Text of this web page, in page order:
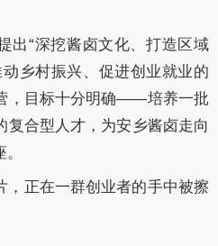
出“深挖酱卤文化、打造区域
乡村振兴、促进创业就业的
，目标十分明确——培养一批
复合型人才，为安乡酱卤走向
，正在一群创业者的手中被擦